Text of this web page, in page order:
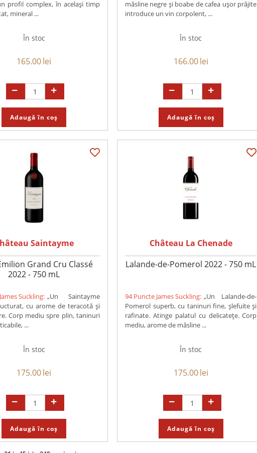
profil complex, în același timp
mineral ...
În stoc
165.00lei
Adaugă în coș
măsline negre și boabe de cafea ușor prăjite
introduce un vin corpolent, ...
În stoc
166.00lei
Adaugă în coș
Saintayme
Grand Cru Classé
2022 - 750 mL
Suckling: „Un Saintayme
cu arome de teracotă și
Corp mediu spre plin, taninuri
...
În stoc
175.00lei
Adaugă în coș
Château La Chenade
Lalande-de-Pomerol 2022 - 750 mL
94 Puncte James Suckling: „Un Lalande-de-
Pomerol superb, cu taninuri fine, șlefuite și
rafinate. Atinge palatul cu delicatețe. Corp
mediu, arome de măsline ...
În stoc
175.00lei
Adaugă în coș